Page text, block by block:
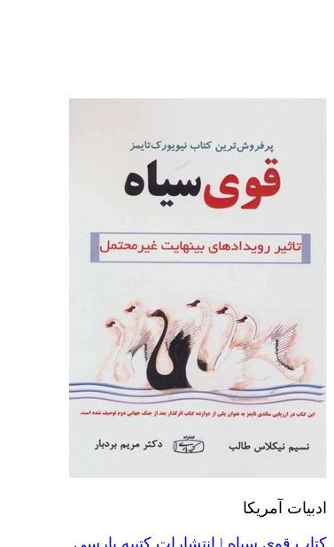
ادبیات آمریکا
کتاب قوی سیاه | انتشارات کتیبه پارسی